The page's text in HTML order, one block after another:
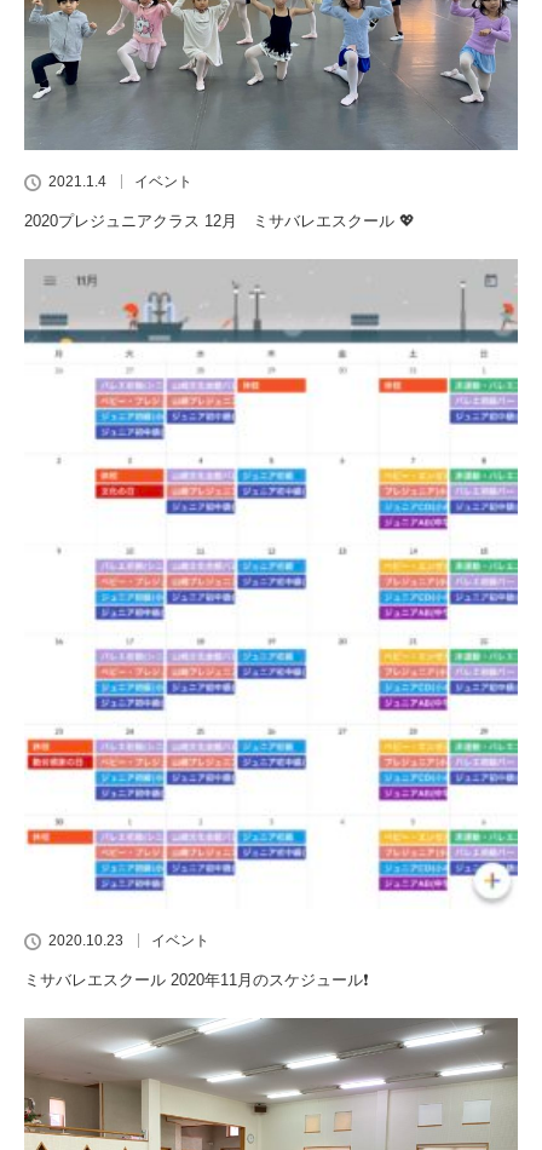
2021.1.4 イベント
2020プレジュニアクラス 12月 ミサバレエスクール 💖
2020.10.23 イベント
ミサバレエスクール 2020年11月のスケジュール❗️